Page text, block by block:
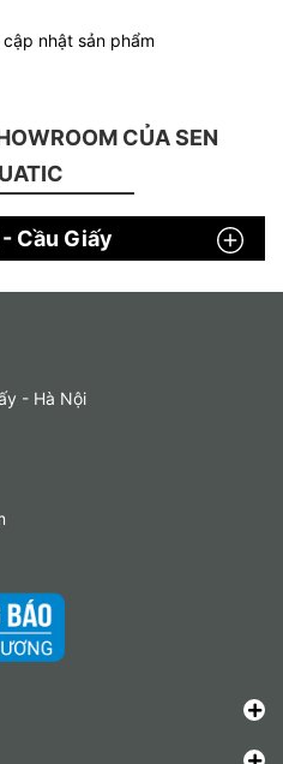
nhật sản phẩm
CỦA SEN
Cầu Giấy
- Hà Nội